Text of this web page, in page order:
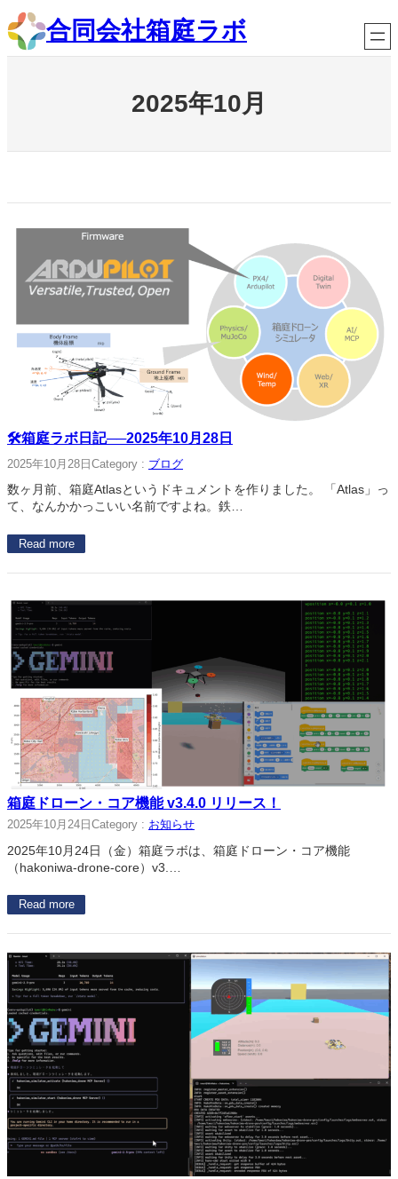
内
容
を
合同会社箱庭ラボ
2025年10月
🛠箱庭ラボ日記──2025年10月28日
2025年10月28日 Category : ブログ
数ヶ月前、箱庭Atlasというドキュメントを作りました。 「Atlas」っ
て、なんかかっこいい名前ですよね。鉄…
Read more
箱庭ドローン・コア機能 v3.4.0 リリース！
2025年10月24日 Category : お知らせ
2025年10月24日（金）箱庭ラボは、箱庭ドローン・コア機能
（hakoniwa-drone-core）v3.…
Read more